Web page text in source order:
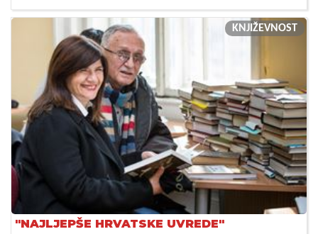
KNJIŽEVNOST
"NAJLJEPŠE HRVATSKE UVREDE"